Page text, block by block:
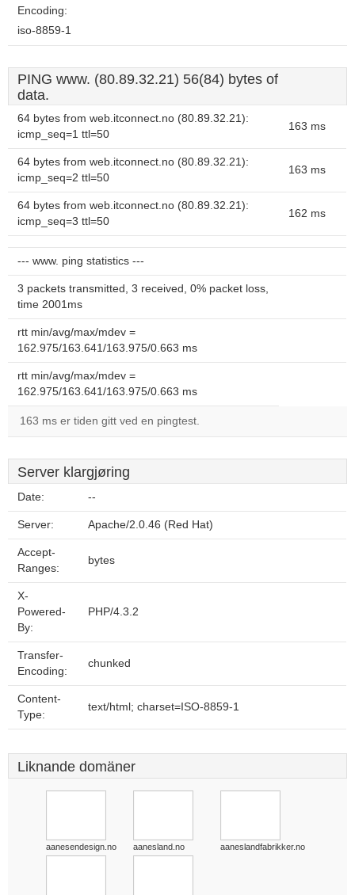
Encoding:
iso-8859-1
PING www. (80.89.32.21) 56(84) bytes of
data.
64 bytes from web.itconnect.no (80.89.32.21):
icmp_seq=1 ttl=50
163 ms
64 bytes from web.itconnect.no (80.89.32.21):
icmp_seq=2 ttl=50
163 ms
64 bytes from web.itconnect.no (80.89.32.21):
icmp_seq=3 ttl=50
162 ms
--- www. ping statistics ---
3 packets transmitted, 3 received, 0% packet loss,
time 2001ms
rtt min/avg/max/mdev =
162.975/163.641/163.975/0.663 ms
rtt min/avg/max/mdev =
162.975/163.641/163.975/0.663 ms
163 ms er tiden gitt ved en pingtest.
Server klargjøring
Date: --
Server: Apache/2.0.46 (Red Hat)
Accept-
Ranges:
bytes
X-
Powered-
By:
PHP/4.3.2
Transfer-
Encoding:
chunked
Content-
Type:
text/html; charset=ISO-8859-1
Liknande domäner
aanesendesign.no aanesland.no aaneslandfabrikker.no